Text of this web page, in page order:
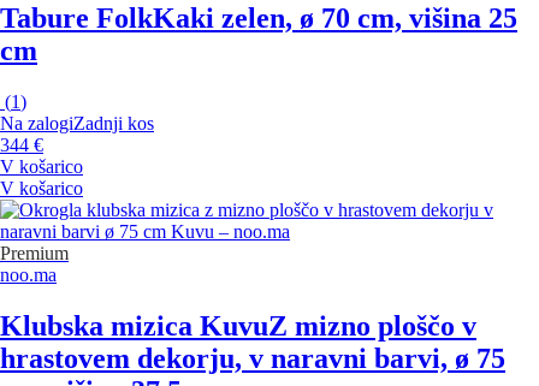
Tabure FolkKaki zelen, ø 70 cm, višina 25
cm
(1)
Na zalogiZadnji kos
344 €
V košarico
V košarico
Premium
noo.ma
Klubska mizica KuvuZ mizno ploščo v
hrastovem dekorju, v naravni barvi, ø 75